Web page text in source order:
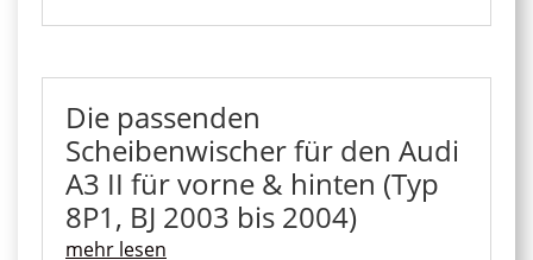
Die passenden
Scheibenwischer für den Audi
A3 II für vorne & hinten (Typ
8P1, BJ 2003 bis 2004)
mehr lesen